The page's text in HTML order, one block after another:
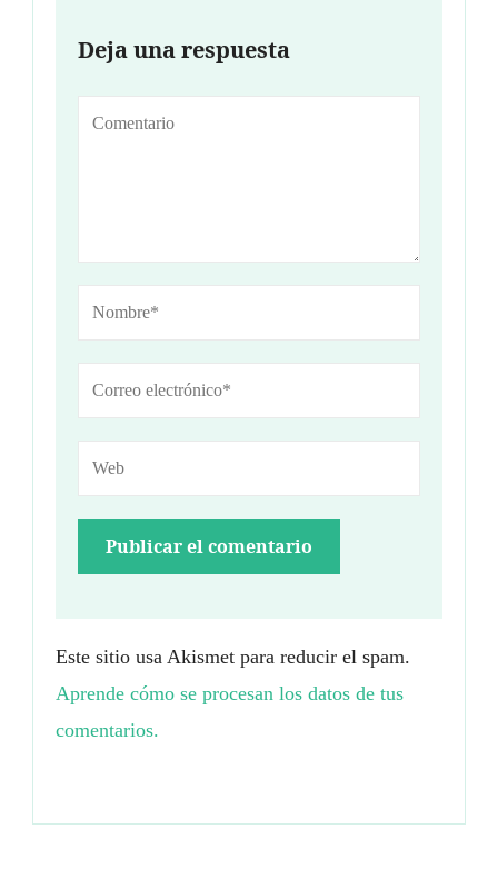
Deja una respuesta
Este sitio usa Akismet para reducir el spam.
Aprende cómo se procesan los datos de tus
comentarios.